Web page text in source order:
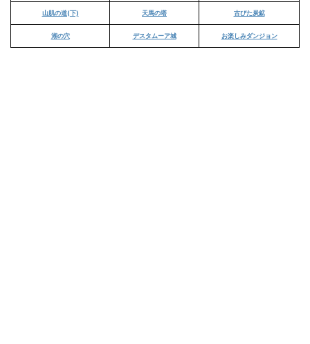
山肌の道(下) 天馬の塔 古びた炭鉱
湖の穴 デスタムーア城 お楽しみダンジョン